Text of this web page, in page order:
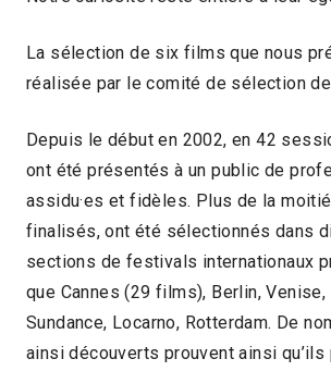
La sélection de six films que nous
réalisée par le comité de sélection
Depuis le début en 2002, en 42
ont été présentés à un public de
assidu·es et fidèles. Plus de la moitié
finalisés, ont été sélectionnés dans
sections de festivals internationaux
que Cannes (29 films), Berlin, Venise,
Sundance, Locarno, Rotterdam. De
ainsi découverts prouvent ainsi qu’ils